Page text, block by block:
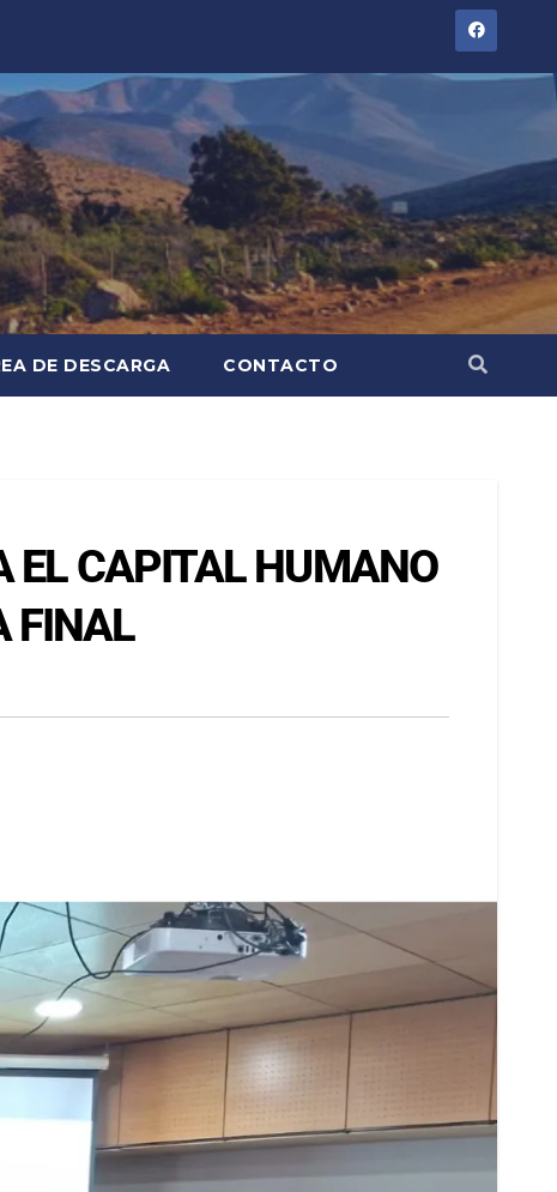
DE DESCARGA CONTACTO
EL CAPITAL HUMANO
FINAL